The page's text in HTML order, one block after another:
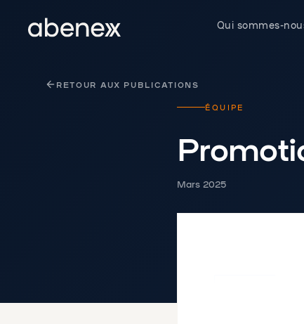
Qui sommes-
RETOUR AUX PUBLICATIONS
ÉQUIPE
Mars 2025